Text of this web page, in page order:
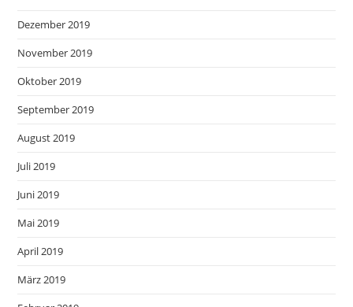
Dezember 2019
November 2019
Oktober 2019
September 2019
August 2019
Juli 2019
Juni 2019
Mai 2019
April 2019
März 2019